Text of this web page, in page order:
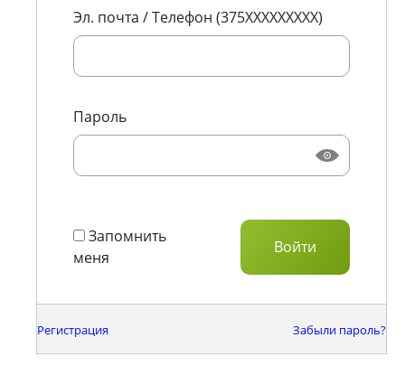
Эл. почта / Телефон (375XXXXXXXXX)
Пароль
Запомнить
меня
Регистрация Забыли пароль?